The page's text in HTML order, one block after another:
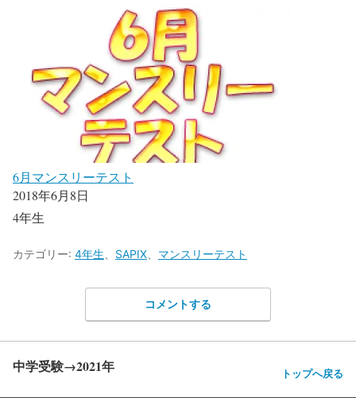
6月マンスリーテスト
2018年6月8日
4年生
カテゴリー: 4年生 SAPIX マンスリーテスト
コメントする
中学受験→2021年 トップへ戻る